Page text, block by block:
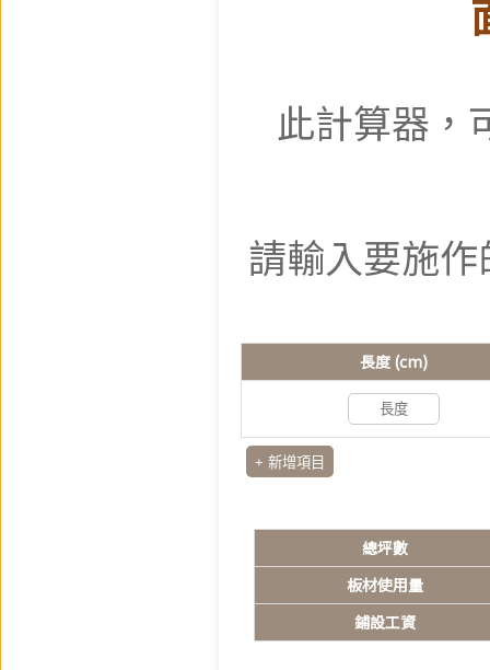
此計算器，
請輸入要施
長度 (cm)
+ 新增項目
總坪數
板材使用量
鋪設工資